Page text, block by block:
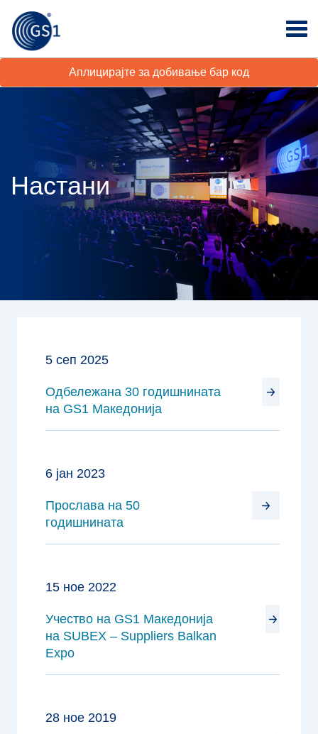
Аплицирајте за добивање бар код
Настани
5 сеп 2025
Одбележана 30 годишнината
на GS1 Македонија
6 јан 2023
Прослава на 50
годишнината
15 ное 2022
Учество на GS1 Македонија
на SUBEX – Suppliers Balkan
Expo
28 ное 2019